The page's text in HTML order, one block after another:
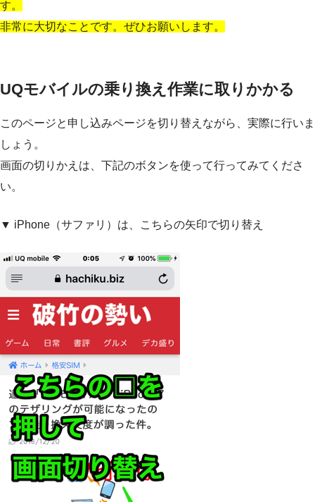
す。
非常に大切なことです。ぜひお願いします。
UQモバイルの乗り換え作業に取りかかる
このページと申し込みページを切り替えながら、実際に行いま
しょう。
画面の切りかえは、下記のボタンを使って行ってみてくださ
い。
▼ iPhone（サファリ）は、こちらの矢印で切り替え